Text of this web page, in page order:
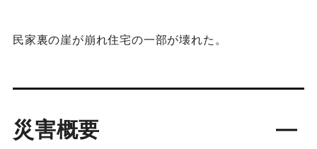
民家裏の崖が崩れ住宅の一部が壊れた。
災害概要